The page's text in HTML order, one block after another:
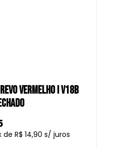
VERMELHO I V18B
R$ 14,90